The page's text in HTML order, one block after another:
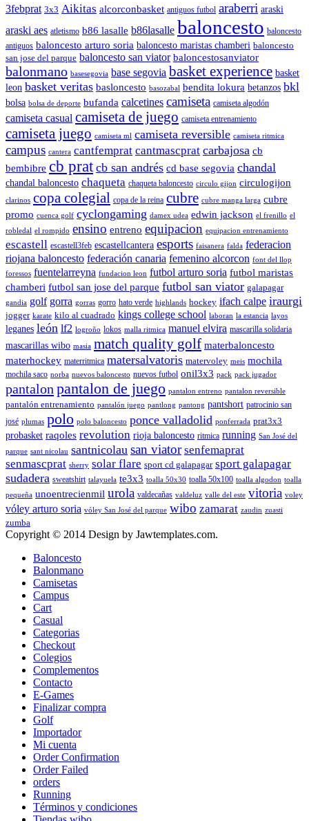
3febprat 3x3 Aikitas alcorconbasket antiguos futbol araberri araski
araski aes atletismo b86 lasalle b86lasalle baloncesto baloncesto
antiguos baloncesto arturo soria baloncesto maristas chamberi baloncesto
san jose del parque baloncesto san viator baloncestosanviator
balonmano basesegovia base segovia basket experience basket
leon basket veritas basloncesto basozabal bendita lokura betanzos bkl
bolsa bolsa de deporte bufanda calcetines camiseta camiseta algodón
camiseta casual camiseta de juego camiseta entrenamiento
camiseta juego camiseta ml camiseta reversible camiseta ritmica
campus cantera cantfemprat cantmascprat carbajosa cb
bembibre cb prat cb san andrés cd base segovia chandal
chandal baloncesto chaqueta chaqueta baloncesto circulo gijon circulogijon
clarinos copa colegial copa de la reina cubre cubre manga larga cubre
promo cuenca golf cyclongaming damex udea edwin jackson el frenillo el
robledal el rompido ensino entreno equipacion equipacion entrenamiento
escastell escastell3feb escastellcantera esports faisanera falda federacion
riojana baloncesto federación canaria femenino alcorcon font del llop
foressos fuentelarreyna fundacion leon futbol arturo soria futbol maristas
chamberi futbol san jose del parque futbol san viator galapagar
gandia golf gorra gorras gorro hato verde highlands hockey ifach calpe iraurgi
jogger karate kilo al cuadrado kings college school laboran la estancia layos
leganes león lf2 logroño lokos malla ritmica manuel elvira mascarilla solidaria
mascarillas wibo masia match quality golf materbaloncesto
materhockey materritmica matersalvatoris matervoley meis mochila
mochila saco norba nuevos baloncesto nuevos futbol onil3x3 pack pack jugador
pantalon pantalon de juego pantalon entreno pantalon reversible
pantalón entrenamiento pantalón juego pantlong pantong pantshort patrocinio san
josé plumas polo polo baloncesto ponce valladolid ponferrada prat3x3
probasket raqoles revolution rioja baloncesto ritmica running San José del
parque sant nicolau santnicolau san viator senfemaprat
senmascprat sherry solar flare sport cd galapagar sport galapagar
sudadera sweatshirt talayuela te3x3 toalla 50x30 toalla 50x100 toalla algodon toalla
pequeña unoentrecienmil urola valdecañas valdeluz valle del este vitoria voley
vóley arturo soria vóley San José del parque wibo zamarat zaudin zuasti
zumba
Copyright © 2014 Design by Jawtemplates.com.
Baloncesto
Balonmano
Camisetas
Campus
Cart
Casual
Categorias
Checkout
Colegios
Complementos
Contacto
E-Games
Finalizar compra
Golf
Importador
Mi cuenta
Order Confirmation
Order Failed
orders
Running
Términos y condiciones